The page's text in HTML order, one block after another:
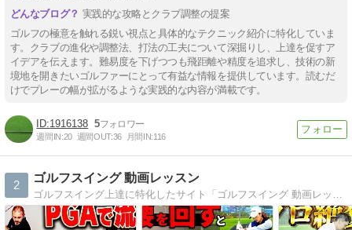
実践的な攻略とクラブ調整の提案
ゴルフの極意を触れる鋭い視点と具体的なテクニック紹介に特化していま
す。クラブの進化や調整法、打法の工夫について深掘りし、上達を促すア
イデアを伝えます。難易度を下げつつも飛距離や精度を追求し、技術の新
境地を開きたいゴルファーにとって有益な情報を提供しています。読むだ
けでプレーの幅が拡がるような実践的な内容が満載です。
1916138 5
週間IN:20 週間OUT:36 月間IN:116
2
ゴルフスイング 動画レッスン
ゴルフスイング上達に特化したサイト「ゴルフスイング 動画レッスン」。上級者のアドバイスを吸収してスコアアップを目指そう！